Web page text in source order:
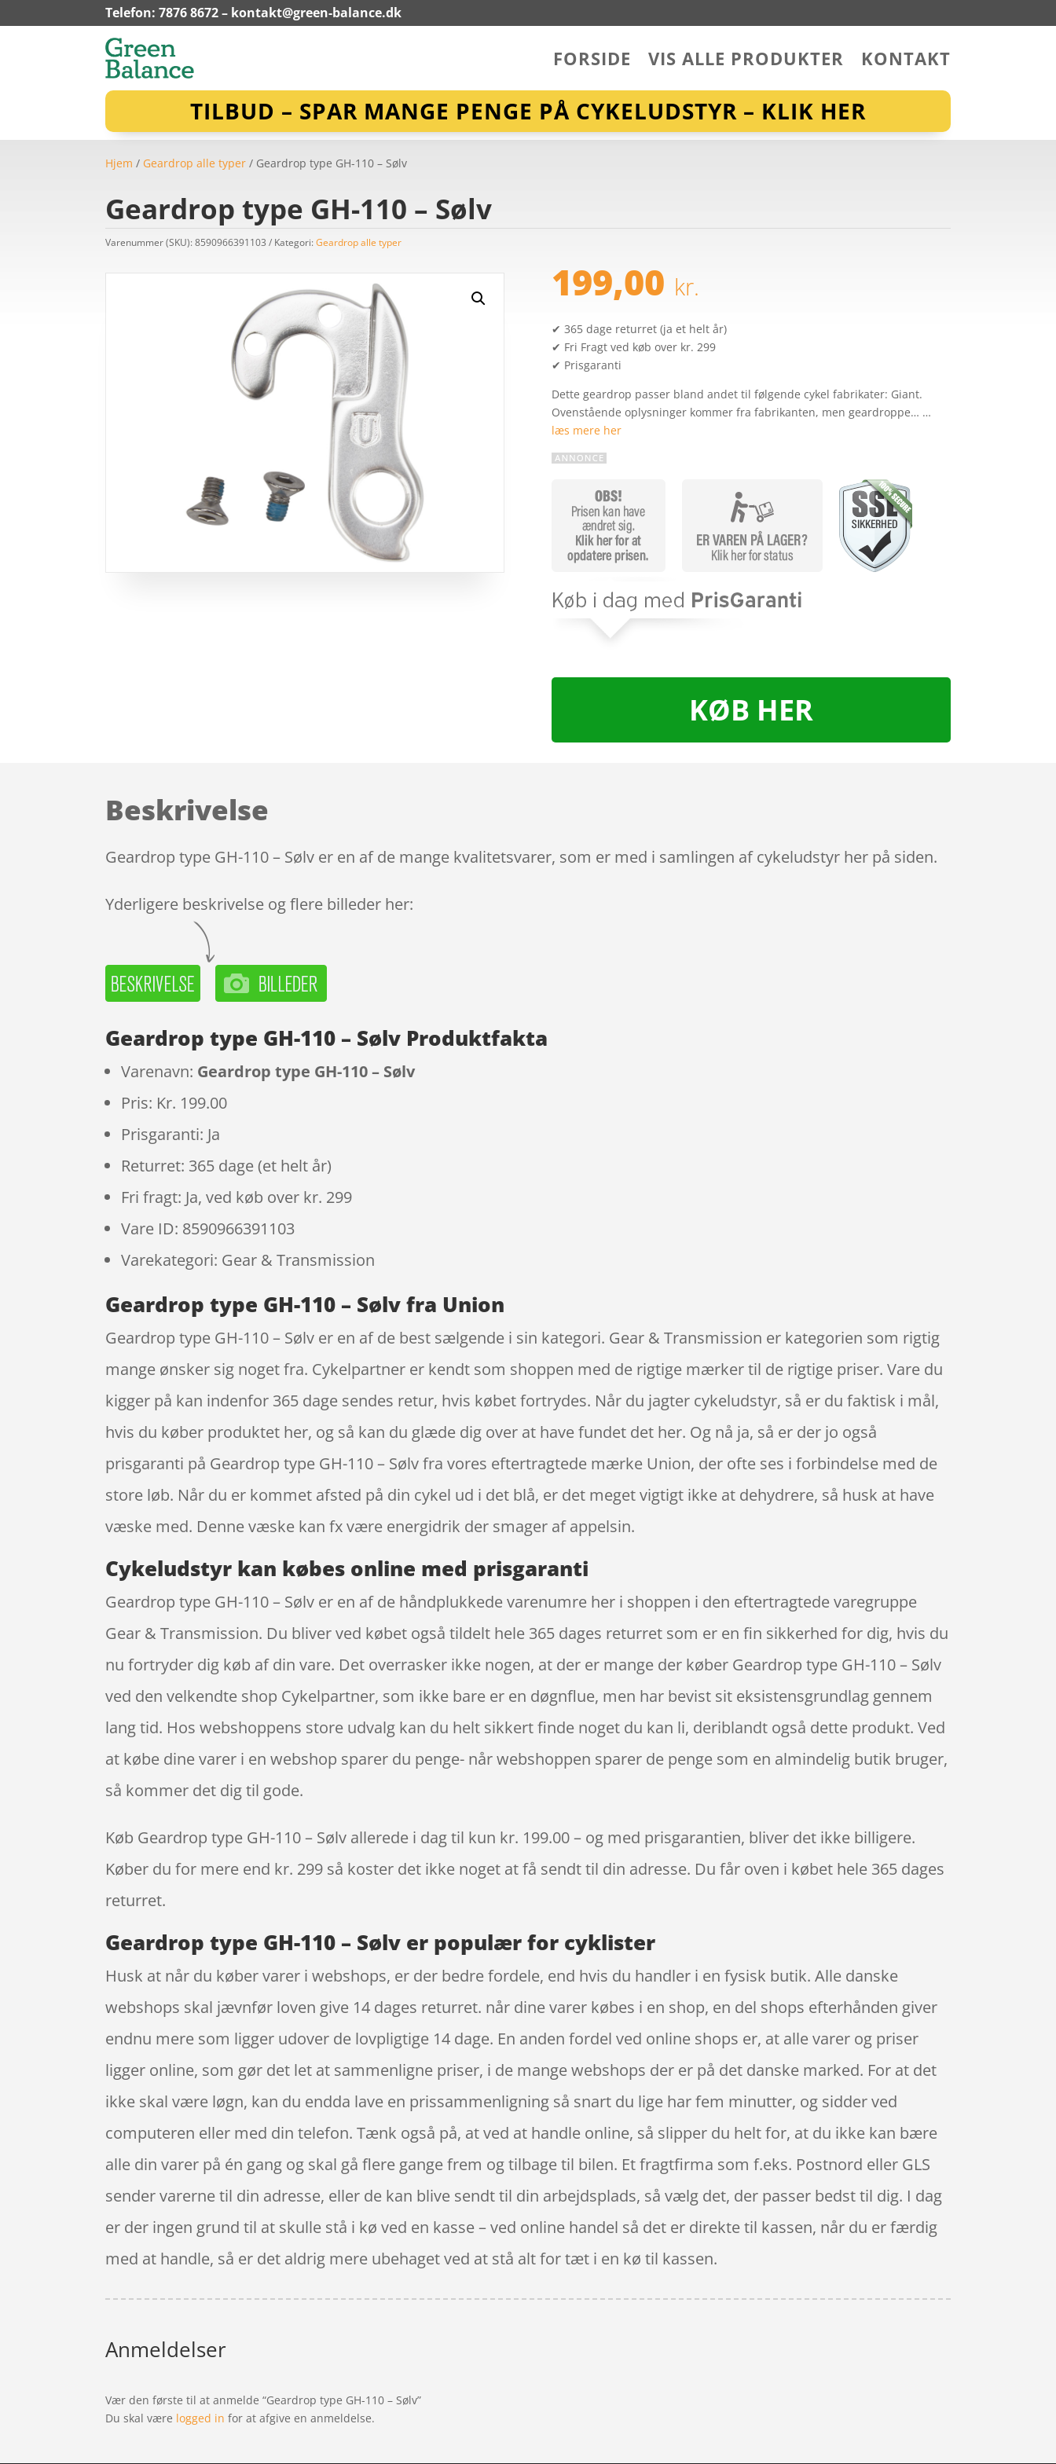
Telefon: 7876 8672 – kontakt@green-balance.dk
FORSIDE VIS ALLE PRODUKTER KONTAKT
TILBUD – SPAR MANGE PENGE PÅ CYKELUDSTYR – KLIK HER
Hjem / Geardrop alle typer / Geardrop type GH-110 – Sølv
Geardrop type GH-110 – Sølv
Varenummer (SKU):8590966391103 Kategori:Geardrop alle typer
199,00 kr.
✔ 365 dage returret (ja et helt år)
✔ Fri Fragt ved køb over kr. 299
✔ Prisgaranti
Dette geardrop passer bland andet til følgende cykel fabrikater: Giant.
Ovenstående oplysninger kommer fra fabrikanten, men geardroppe… …
læs mere her
KØB HER
Beskrivelse
Geardrop type GH-110 – Sølv er en af de mange kvalitetsvarer, som er med i samlingen af cykeludstyr her på siden.
Yderligere beskrivelse og flere billeder her:
Geardrop type GH-110 – Sølv Produktfakta
Varenavn: Geardrop type GH-110 – Sølv
Pris: Kr. 199.00
Prisgaranti: Ja
Returret: 365 dage (et helt år)
Fri fragt: Ja, ved køb over kr. 299
Vare ID: 8590966391103
Varekategori: Gear & Transmission
Geardrop type GH-110 – Sølv fra Union
Geardrop type GH-110 – Sølv er en af de best sælgende i sin kategori. Gear & Transmission er kategorien som rigtig
mange ønsker sig noget fra. Cykelpartner er kendt som shoppen med de rigtige mærker til de rigtige priser. Vare du
kigger på kan indenfor 365 dage sendes retur, hvis købet fortrydes. Når du jagter cykeludstyr, så er du faktisk i mål,
hvis du køber produktet her, og så kan du glæde dig over at have fundet det her. Og nå ja, så er der jo også
prisgaranti på Geardrop type GH-110 – Sølv fra vores eftertragtede mærke Union, der ofte ses i forbindelse med de
store løb. Når du er kommet afsted på din cykel ud i det blå, er det meget vigtigt ikke at dehydrere, så husk at have
væske med. Denne væske kan fx være energidrik der smager af appelsin.
Cykeludstyr kan købes online med prisgaranti
Geardrop type GH-110 – Sølv er en af de håndplukkede varenumre her i shoppen i den eftertragtede varegruppe
Gear & Transmission. Du bliver ved købet også tildelt hele 365 dages returret som er en fin sikkerhed for dig, hvis du
nu fortryder dig køb af din vare. Det overrasker ikke nogen, at der er mange der køber Geardrop type GH-110 – Sølv
ved den velkendte shop Cykelpartner, som ikke bare er en døgnflue, men har bevist sit eksistensgrundlag gennem
lang tid. Hos webshoppens store udvalg kan du helt sikkert finde noget du kan li, deriblandt også dette produkt. Ved
at købe dine varer i en webshop sparer du penge- når webshoppen sparer de penge som en almindelig butik bruger,
så kommer det dig til gode.
Køb Geardrop type GH-110 – Sølv allerede i dag til kun kr. 199.00 – og med prisgarantien, bliver det ikke billigere.
Køber du for mere end kr. 299 så koster det ikke noget at få sendt til din adresse. Du får oven i købet hele 365 dages
returret.
Geardrop type GH-110 – Sølv er populær for cyklister
Husk at når du køber varer i webshops, er der bedre fordele, end hvis du handler i en fysisk butik. Alle danske
webshops skal jævnfør loven give 14 dages returret. når dine varer købes i en shop, en del shops efterhånden giver
endnu mere som ligger udover de lovpligtige 14 dage. En anden fordel ved online shops er, at alle varer og priser
ligger online, som gør det let at sammenligne priser, i de mange webshops der er på det danske marked. For at det
ikke skal være løgn, kan du endda lave en prissammenligning så snart du lige har fem minutter, og sidder ved
computeren eller med din telefon. Tænk også på, at ved at handle online, så slipper du helt for, at du ikke kan bære
alle din varer på én gang og skal gå flere gange frem og tilbage til bilen. Et fragtfirma som f.eks. Postnord eller GLS
sender varerne til din adresse, eller de kan blive sendt til din arbejdsplads, så vælg det, der passer bedst til dig. I dag
er der ingen grund til at skulle stå i kø ved en kasse – ved online handel så det er direkte til kassen, når du er færdig
med at handle, så er det aldrig mere ubehaget ved at stå alt for tæt i en kø til kassen.
Anmeldelser
Vær den første til at anmelde “Geardrop type GH-110 – Sølv”
Du skal være logged in for at afgive en anmeldelse.